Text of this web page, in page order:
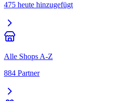
475 heute hinzugefügt
Alle Shops A-Z
884 Partner